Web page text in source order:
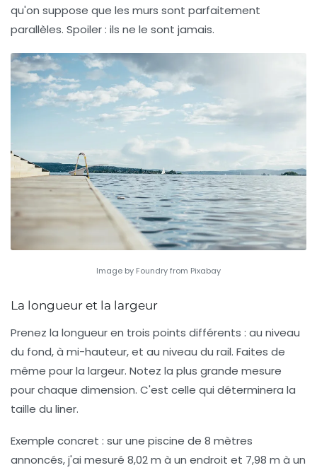
qu'on suppose que les murs sont parfaitement
parallèles. Spoiler : ils ne le sont jamais.
Image by Foundry from Pixabay
La longueur et la largeur
Prenez la longueur en trois points différents : au niveau
du fond, à mi-hauteur, et au niveau du rail. Faites de
même pour la largeur. Notez la plus grande mesure
pour chaque dimension. C'est celle qui déterminera la
taille du liner.
Exemple concret : sur une piscine de 8 mètres
annoncés, j'ai mesuré 8,02 m à un endroit et 7,98 m à un